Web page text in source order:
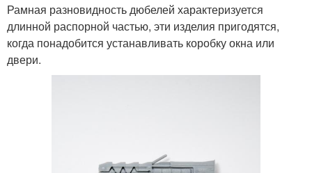
Рамная разновидность дюбелей характеризуется
длинной распорной частью, эти изделия пригодятся,
когда понадобится устанавливать коробку окна или
двери.